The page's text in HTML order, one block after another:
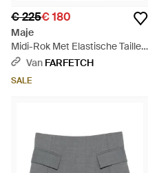
€ 225€ 180
Maje
Midi-Rok Met Elastische Taille -
Naturel
Van FARFETCH
SALE